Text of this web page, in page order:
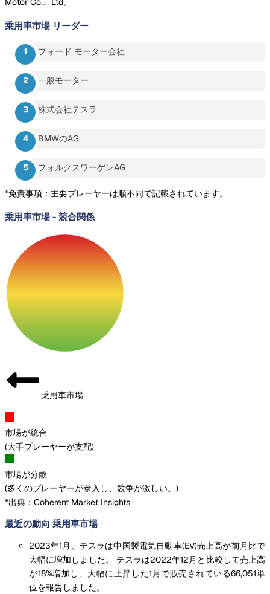
乗用車市場 リーダー
フォード モーター会社
一般モーター
株式会社テスラ
BMWのAG
フォルクスワーゲンAG
*免責事項：主要プレーヤーは順不同で記載されています。
乗用車市場- 競合関係
乗用車市場
市場が統合
(大手プレーヤーが支配)
市場が分散
(多くのプレーヤーが参入し、競争が激しい。 )
*出典：Coherent Market Insights
最近の動向 乗用車市場
2023年1月、テスラは中国製電気自動車(EV)売上高が前月比で
大幅に増加しました。 テスラは2022年12月と比較して売上高
が18%増加し、大幅に上昇した1月で販売されている66,051単
位を報告しました。